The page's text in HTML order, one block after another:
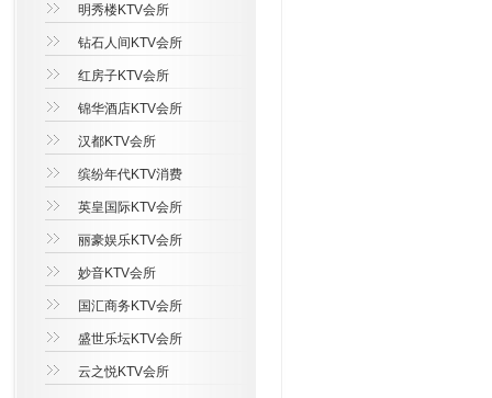
明秀楼KTV会所
钻石人间KTV会所
红房子KTV会所
锦华酒店KTV会所
汉都KTV会所
缤纷年代KTV消费
英皇国际KTV会所
丽豪娱乐KTV会所
妙音KTV会所
国汇商务KTV会所
盛世乐坛KTV会所
云之悦KTV会所